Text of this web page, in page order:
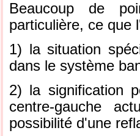
Beaucoup de
particulière, ce que
1) la situation
dans le système
2) la signification
centre-gauche
possibilité d'une